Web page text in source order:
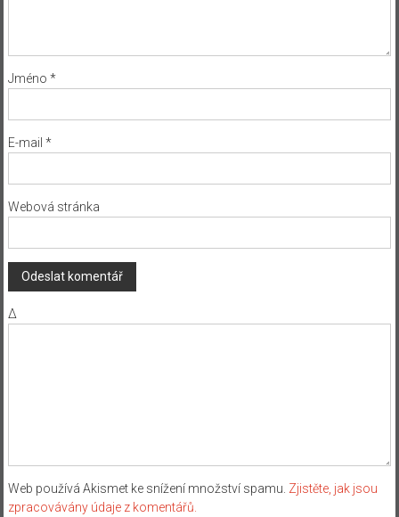
Jméno *
E-mail *
Webová stránka
Δ
Web používá Akismet ke snížení množství spamu. Zjistěte, jak jsou
zpracovávány údaje z komentářů.